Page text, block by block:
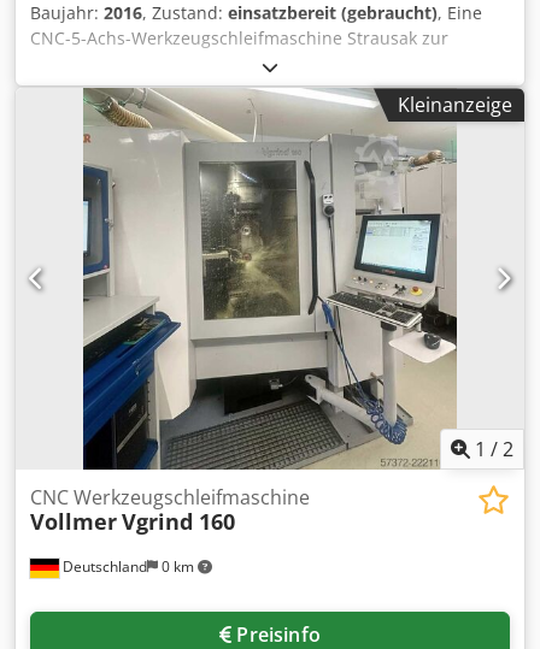
Baujahr: 2016, Zustand: einsatzbereit (gebraucht), Eine
CNC-5-Achs-Werkzeugschleifmaschine Strausak zur
Fertigung und zum Nachschärfen von Vollhartmetall-, HSS-
und Sonderwerkzeugen steht zur Verfügung. Verfahrweg
X/Y/Z: 420mm/250mm/485mm, B-Achse: 340°, C-Achse:
360°, Eilgang X/Y/Z: 15m/min, max. Werkzeugdurchmesser
Neufertigung/Nachschärfen: 32mm/150mm, max.
Werkzeuglänge: 500mm, max. Schneidenlänge: 300mm,
Werkzeugaufnahme: HSK63F/SK50, Drehzahl: 12000U/min,
Werkzeugplätze: 6. Maschinendimensionen X/Y/Z: ca.
2250mm/2200mm/2200mm, Gewicht: ca. 4350kg.
Dokumentation vorhanden. Eine Besichtigung vor Ort ist
möglich. Codpfxezg Itpj Afusrf
Kleinanzeige
1 /2
Deutschland 0 km
CNC Werkzeugschleifmaschine
VollmerVgrind 160
Preisinfo